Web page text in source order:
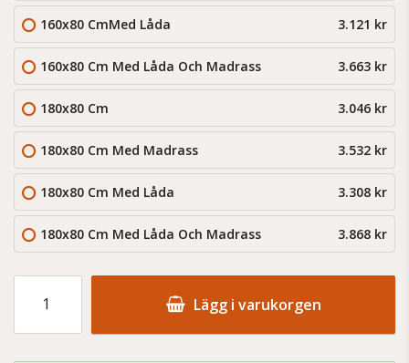
160x80 CmMed Låda 3.121 kr
160x80 Cm Med Låda Och Madrass 3.663 kr
180x80 Cm 3.046 kr
180x80 Cm Med Madrass 3.532 kr
180x80 Cm Med Låda 3.308 kr
180x80 Cm Med Låda Och Madrass 3.868 kr
Lägg i varukorgen